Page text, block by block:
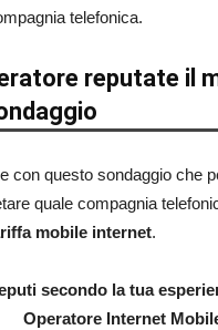
telefonica.
reputate il
con questo sondaggio che
quale compagnia
mobile internet.
secondo la tua
Operatore Internet